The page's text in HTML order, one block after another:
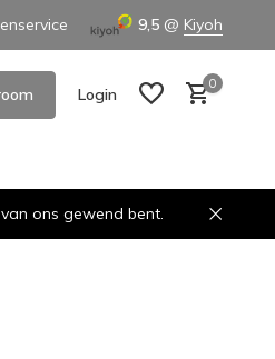
9,5 @ Kiyoh
Login
0
ons gewend bent.